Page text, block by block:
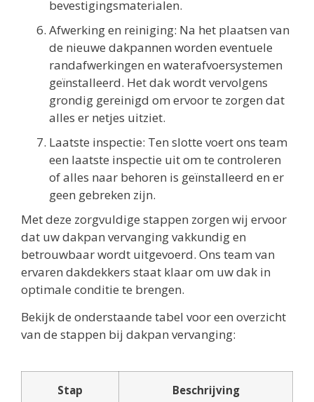
bevestigingsmaterialen.
Afwerking en reiniging: Na het plaatsen van
de nieuwe dakpannen worden eventuele
randafwerkingen en waterafvoersystemen
geïnstalleerd. Het dak wordt vervolgens
grondig gereinigd om ervoor te zorgen dat
alles er netjes uitziet.
Laatste inspectie: Ten slotte voert ons team
een laatste inspectie uit om te controleren
of alles naar behoren is geïnstalleerd en er
geen gebreken zijn.
Met deze zorgvuldige stappen zorgen wij ervoor
dat uw dakpan vervanging vakkundig en
betrouwbaar wordt uitgevoerd. Ons team van
ervaren dakdekkers staat klaar om uw dak in
optimale conditie te brengen.
Bekijk de onderstaande tabel voor een overzicht
van de stappen bij dakpan vervanging:
Stap Beschrijving